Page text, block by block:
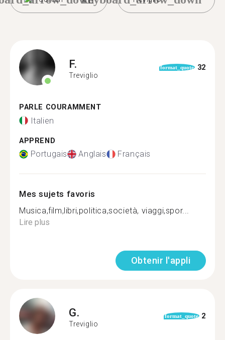
F.
Treviglio
format_quote 32
PARLE COURAMMENT
Italien
APPREND
Portugais Anglais Français
Mes sujets favoris
Musica,film,libri,politica,società, viaggi,spor...
Lire plus
Obtenir l'appli
G.
Treviglio
format_quote 2